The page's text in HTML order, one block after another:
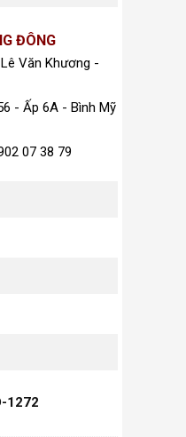
ĐÔNG
Văn Khương -
- Ấp 6A - Bình Mỹ
07 38 79
1272